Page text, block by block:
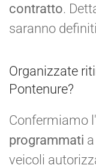
contratto.
saranno
Organizzate
Pontenure?
Confermiamo
programmati
veicoli